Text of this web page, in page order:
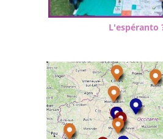
L'espéranto